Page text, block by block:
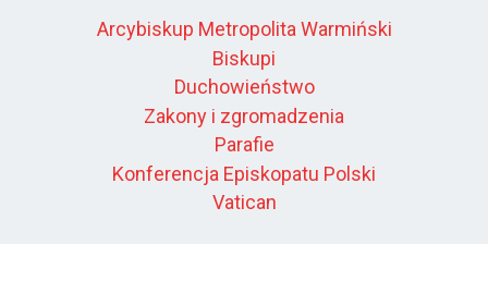
Arcybiskup Metropolita Warmiński
Biskupi
Duchowieństwo
Zakony i zgromadzenia
Parafie
Konferencja Episkopatu Polski
Vatican